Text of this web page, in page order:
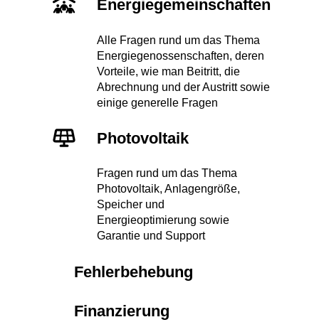
Energiegemeinschaften
Alle Fragen rund um das Thema
Energiegenossenschaften, deren
Vorteile, wie man Beitritt, die
Abrechnung und der Austritt sowie
einige generelle Fragen
Photovoltaik
Fragen rund um das Thema
Photovoltaik, Anlagengröße,
Speicher und
Energieoptimierung sowie
Garantie und Support
Fehlerbehebung
Finanzierung